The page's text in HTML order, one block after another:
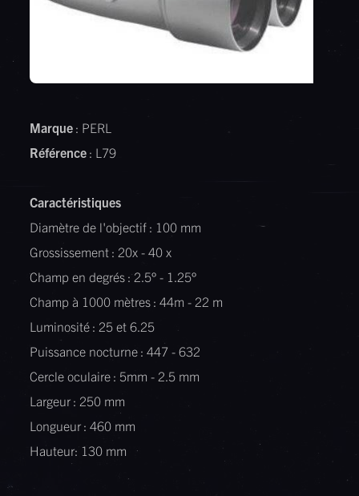
Marque : PERL
Référence : L79
Caractéristiques
Diamètre de l'objectif : 100 mm
Grossissement : 20x - 40 x
Champ en degrés : 2.5° - 1.25°
Champ à 1000 mètres : 44m - 22 m
Luminosité : 25 et 6.25
Puissance nocturne : 447 - 632
Cercle oculaire : 5mm - 2.5 mm
Largeur : 250 mm
Longueur : 460 mm
Hauteur: 130 mm